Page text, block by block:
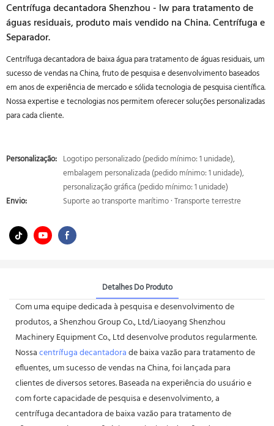
Centrífuga decantadora Shenzhou - lw para tratamento de
águas residuais, produto mais vendido na China. Centrífuga e
Separador.
Centrífuga decantadora de baixa água para tratamento de águas residuais, um
sucesso de vendas na China, fruto de pesquisa e desenvolvimento baseados
em anos de experiência de mercado e sólida tecnologia de pesquisa científica.
Nossa expertise e tecnologias nos permitem oferecer soluções personalizadas
para cada cliente.
Personalização: Logotipo personalizado (pedido mínimo: 1 unidade),
embalagem personalizada (pedido mínimo: 1 unidade),
personalização gráfica (pedido mínimo: 1 unidade)
Envio:
Suporte ao transporte marítimo · Transporte terrestre
Detalhes Do Produto
Com uma equipe dedicada à pesquisa e desenvolvimento de
produtos, a Shenzhou Group Co., Ltd/Liaoyang Shenzhou
Machinery Equipment Co., Ltd desenvolve produtos regularmente.
Nossacentrífuga decantadorade baixa vazão para tratamento de
efluentes, um sucesso de vendas na China, foi lançada para
clientes de diversos setores. Baseada na experiência do usuário e
com forte capacidade de pesquisa e desenvolvimento, a
centrífuga decantadora de baixa vazão para tratamento de